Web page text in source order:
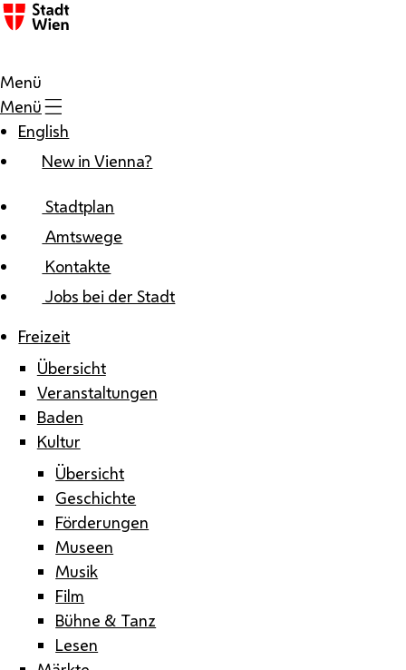
Zum Inhalt
Menü
Menü
English
New in Vienna?
Stadtplan
Amtswege
Kontakte
Jobs bei der Stadt
Freizeit
Übersicht
Veranstaltungen
Baden
Kultur
Übersicht
Geschichte
Förderungen
Museen
Musik
Film
Bühne & Tanz
Lesen